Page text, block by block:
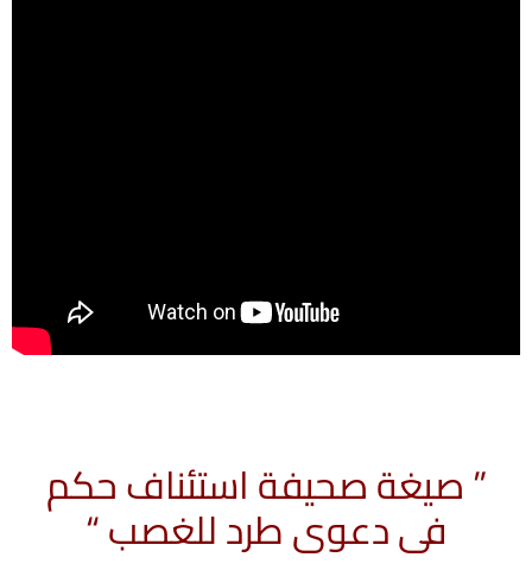
” صيغة صحيفة استئناف حكم
فى دعوى طرد للغصب “